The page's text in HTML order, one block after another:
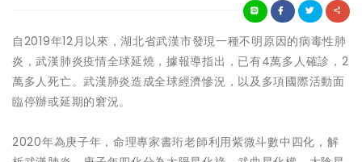
自2019年12月以來，湖北省武漢市發現一種不明原因的病毒性肺
炎，武漢肺炎疫情全球延燒，據報導指出，已有4萬多人確診，2
萬多人死亡。武漢肺炎造成全球經濟慘況，以及多項國際活動面
臨停辦或延期的窘況。
2020年為庚子年，命理專家書珩老師利用紫微斗數中四化，解